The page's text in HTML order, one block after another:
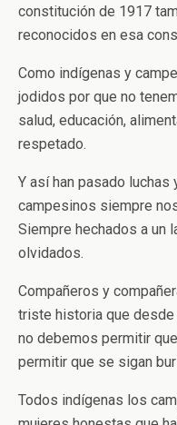
constitución de 1917
reconocidos en esa
Como indígenas y
jodidos por que no
salud, educación,
respetado.
Y así han pasado
campesinos siempre
Siempre hechados a un
olvidados.
Compañeros y
triste historia que
no debemos permitir
permitir que se sigan
Todos indígenas los